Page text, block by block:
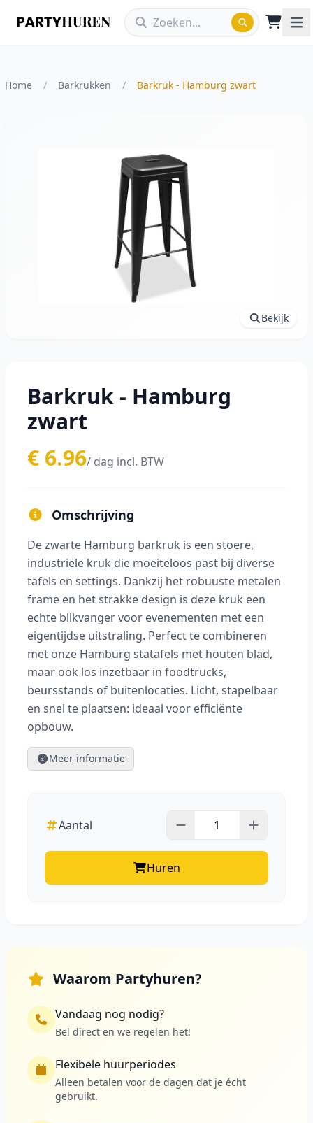
Home / Barkrukken / Barkruk - Hamburg zwart
Vergroot afbeelding
Bekijk
Barkruk - Hamburg
zwart
€ 6.96/ dag incl. BTW
Omschrijving
De zwarte Hamburg barkruk is een stoere,
industriële kruk die moeiteloos past bij diverse
tafels en settings. Dankzij het robuuste metalen
frame en het strakke design is deze kruk een
echte blikvanger voor evenementen met een
eigentijdse uitstraling. Perfect te combineren
met onze Hamburg statafels met houten blad,
maar ook los inzetbaar in foodtrucks,
beursstands of buitenlocaties. Licht, stapelbaar
en snel te plaatsen: ideaal voor efficiënte
opbouw.
Meer informatie
Aantal
Huren
Waarom Partyhuren?
Vandaag nog nodig?
Bel direct en we regelen het!
Flexibele huurperiodes
Alleen betalen voor de dagen dat je écht
gebruikt.